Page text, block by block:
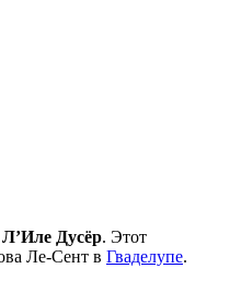
Л’Иле Дусёр. Этот
Ле-Сент в Гваделупе.